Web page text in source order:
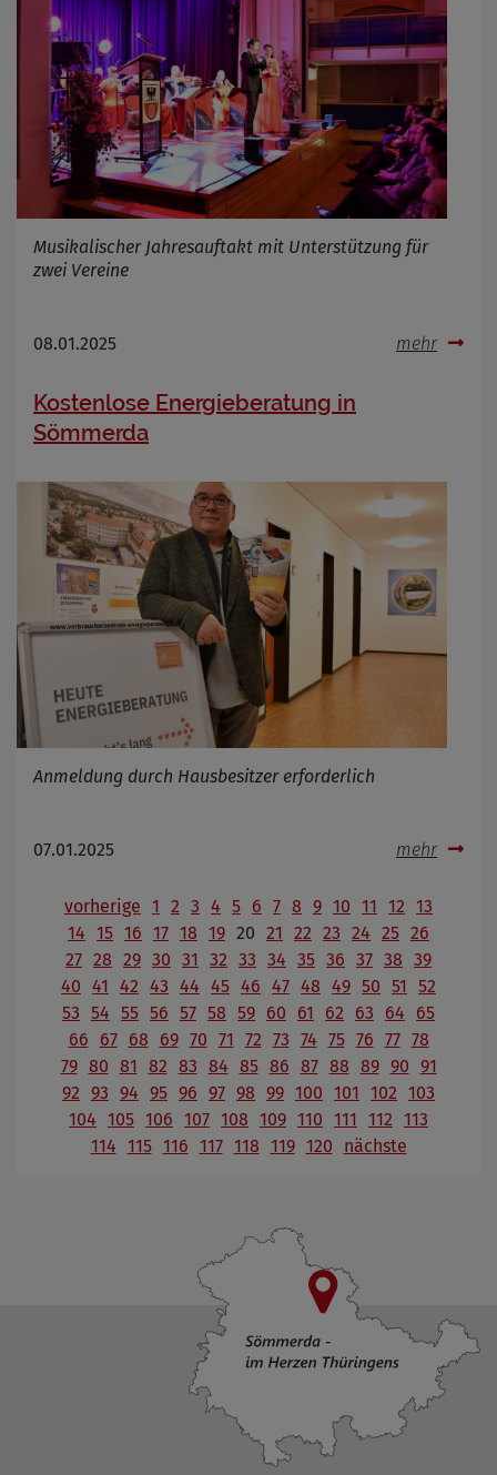
Musikalischer Jahresauftakt mit Unterstützung für
zwei Vereine
08.01.2025 mehr
Kostenlose Energieberatung in
Sömmerda
Anmeldung durch Hausbesitzer erforderlich
07.01.2025 mehr
vorherige 1 2 3 4 5 6 7 8 9 10 11 12 13
14 15 16 17 18 19 20 21 22 23 24 25 26
27 28 29 30 31 32 33 34 35 36 37 38 39
40 41 42 43 44 45 46 47 48 49 50 51
52
53 54 55 56 57 58 59 60 61 62 63 64
65
66
67 68 69 70 71 72 73 74 75 76 77 78
79 80 81 82 83 84 85 86 87 88 89 90 91
92 93 94 95 96 97 98 99 100 101 102 103
104 105 106 107 108 109 110 111 112 113
114 115 116 117 118 119 120 nächste